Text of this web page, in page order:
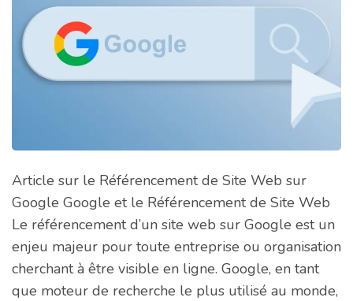
Article sur le Référencement de Site Web sur
Google Google et le Référencement de Site Web
Le référencement d’un site web sur Google est un
enjeu majeur pour toute entreprise ou organisation
cherchant à être visible en ligne. Google, en tant
que moteur de recherche le plus utilisé au monde,